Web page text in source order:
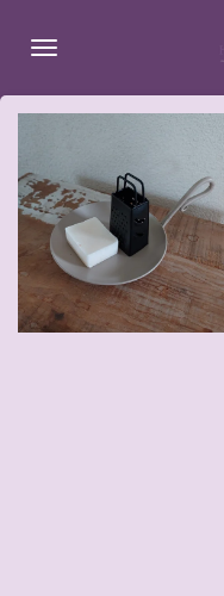
direct
de